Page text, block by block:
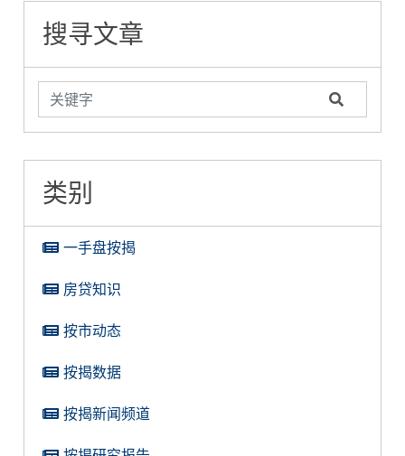
搜寻文章
类别
一手盘按揭
房贷知识
按市动态
按揭数据
按揭新闻频道